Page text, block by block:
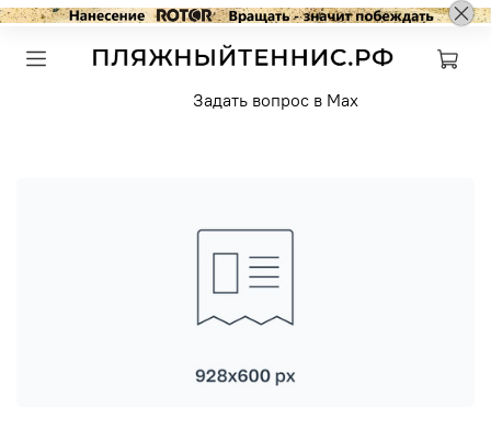
Задать вопрос в Max